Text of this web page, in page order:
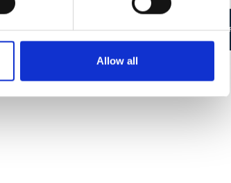
Allow all
CONFIDENTIALITÉ.MENTIONS LÉGALES.CRÉATION SITE